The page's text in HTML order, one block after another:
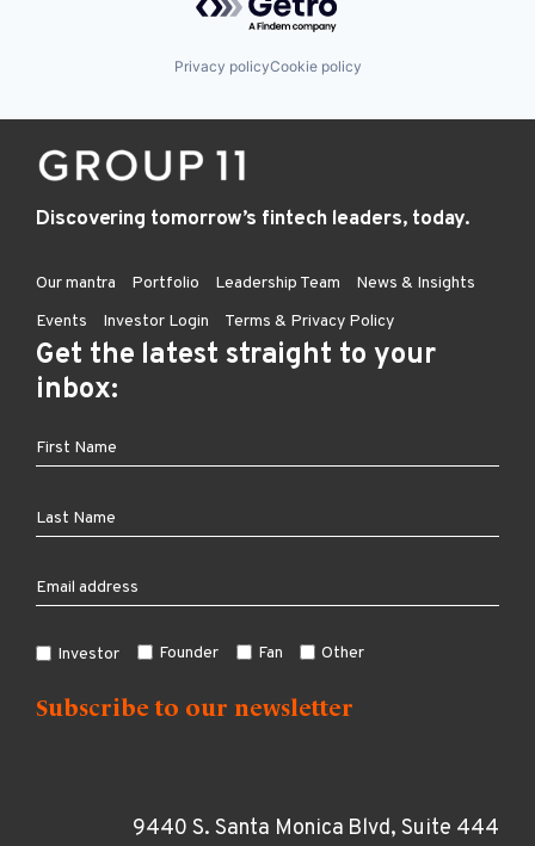
Privacy policyCookie policy
Discovering tomorrow’s fintech leaders, today.
Our mantra Portfolio Leadership Team
News & Insights
Events
Investor Login Terms & Privacy Policy
Get the latest straight to your
inbox:
Investor Founder Fan Other
9440 S. Santa Monica Blvd, Suite 444